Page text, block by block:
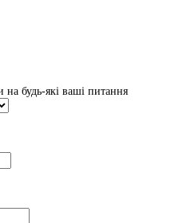
на будь-які ваші питання